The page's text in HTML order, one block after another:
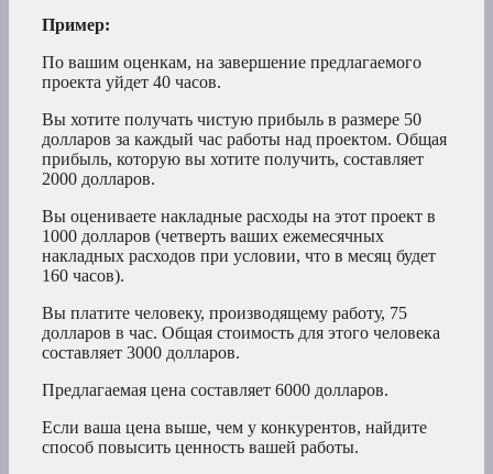
Пример:
По вашим оценкам, на завершение предлагаемого
проекта уйдет 40 часов.
Вы хотите получать чистую прибыль в размере 50
долларов за каждый час работы над проектом. Общая
прибыль, которую вы хотите получить, составляет
2000 долларов.
Вы оцениваете накладные расходы на этот проект в
1000 долларов (четверть ваших ежемесячных
накладных расходов при условии, что в месяц будет
160 часов).
Вы платите человеку, производящему работу, 75
долларов в час. Общая стоимость для этого человека
составляет 3000 долларов.
Предлагаемая цена составляет 6000 долларов.
Если ваша цена выше, чем у конкурентов, найдите
способ повысить ценность вашей работы.